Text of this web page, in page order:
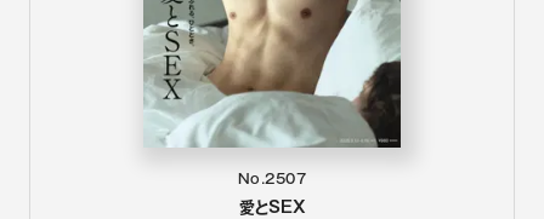
No.2507
愛とSEX